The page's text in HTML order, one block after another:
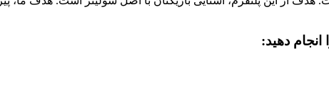
انجام دهید: